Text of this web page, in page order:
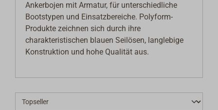
Ankerbojen mit Armatur, für unterschiedliche
Bootstypen und Einsatzbereiche. Polyform-
Produkte zeichnen sich durch ihre
charakteristischen blauen Seilösen, langlebige
Konstruktion und hohe Qualität aus.